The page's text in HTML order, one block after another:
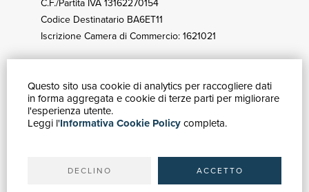
Questo sito usa cookie di analytics per raccogliere dati
in forma aggregata e cookie di terze parti per migliorare
l'esperienza utente.
Leggi l'Informativa Cookie Policycompleta.
DECLINO ACCETTO
C.F./Partita IVA 13162270154
Codice Destinatario BA6ET11
Iscrizione Camera di Commercio: 1621021
GUIDA ACQUISTI
Catalogo
Ricerca avanzata
Spedizioni